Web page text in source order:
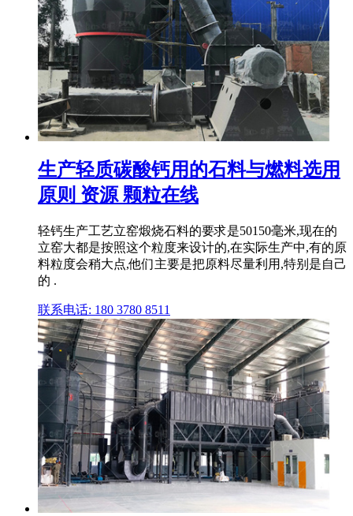
生产轻质碳酸钙用的石料与燃料选用
原则 资源 颗粒在线
轻钙生产工艺立窑煅烧石料的要求是50150毫米,现在的
立窑大都是按照这个粒度来设计的,在实际生产中,有的原
料粒度会稍大点,他们主要是把原料尽量利用,特别是自己
的 .
联系电话: 180 3780 8511